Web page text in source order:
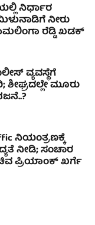
ನಿರ್ಧಾರ
ನೀರು
ರೆಡ್ಡಿ ಖಡಕ್
ವ್ಯವಸ್ಥೆಗೆ
ಮೂರು
ನಿಯಂತ್ರಣಕ್ಕೆ
ನೀಡಿ; ಸಂಚಾರ
ಪ್ರಿಯಾಂಕ್ ಖರ್ಗೆ